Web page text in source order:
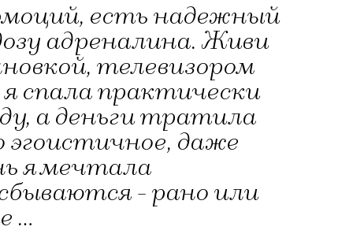
есть надежный
адреналина. Живи
телевизором
спала практически
а деньги тратила
эгоистичное, даже
я мечтала
- рано или
…